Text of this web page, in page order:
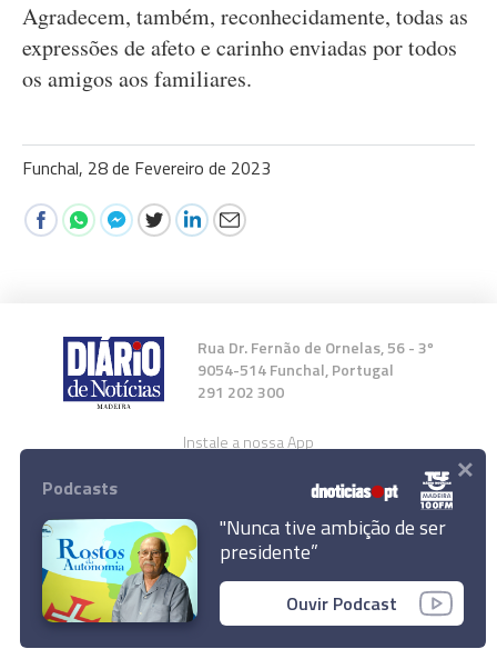
Agradecem, também, reconhecidamente, todas as
expressões de afeto e carinho enviadas por todos
os amigos aos familiares.
Funchal, 28 de Fevereiro de 2023
Rua Dr. Fernão de Ornelas, 56 - 3º
9054-514 Funchal, Portugal
291 202 300
Instale a nossa App
© 2023 Empresa Diário de Notícias, Lda.
Todos os direitos reservados.
Podcasts
"Nunca tive ambição de ser
presidente”
Ouvir Podcast
×